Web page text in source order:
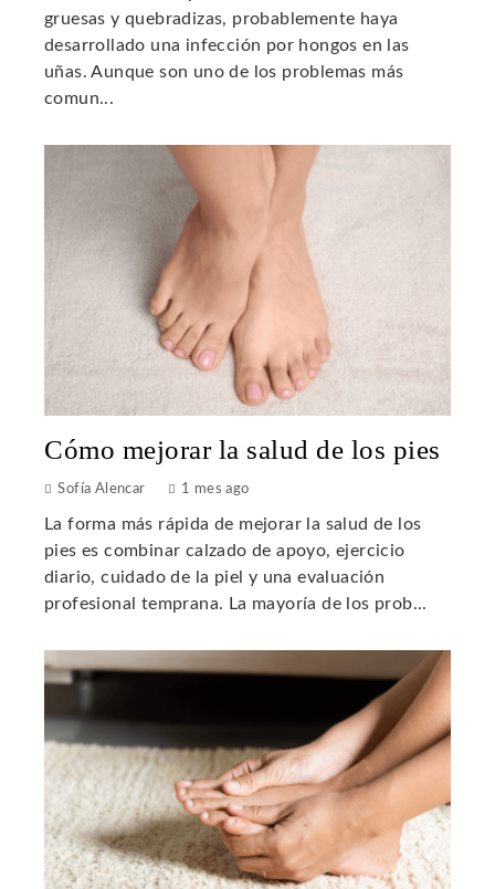
gruesas y quebradizas, probablemente haya
desarrollado una infección por hongos en las
uñas. Aunque son uno de los problemas más
comun...
Cómo mejorar la salud de los pies
Sofía Alencar 1 mes ago
La forma más rápida de mejorar la salud de los
pies es combinar calzado de apoyo, ejercicio
diario, cuidado de la piel y una evaluación
profesional temprana. La mayoría de los prob...